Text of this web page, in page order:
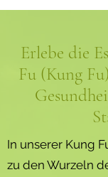
Erlebe die
Fu (Kung
In unserer Kung
zu den Wurzeln